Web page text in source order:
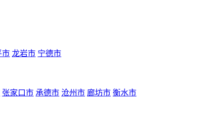
市 龙岩市 宁德市
张家口市 承德市 沧州市 廊坊市 衡水市